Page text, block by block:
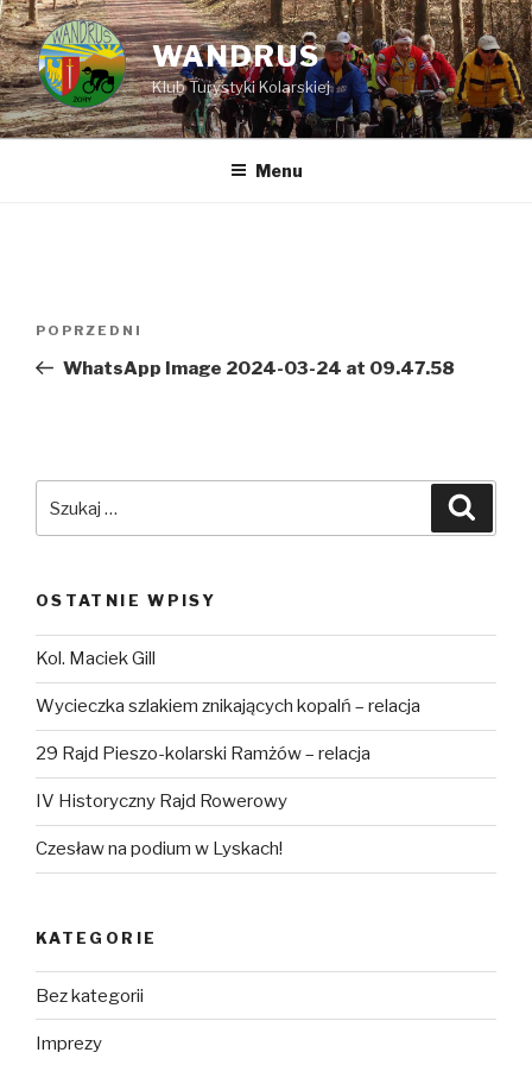
Przejdź
do
treści
WANDRUS
Klub Turystyki Kolarskiej
Menu
Poprzedni
wpis
POPRZEDNI
WhatsApp Image 2024-03-24 at 09.47.58
OSTATNIE WPISY
Kol. Maciek Gill
Wycieczka szlakiem znikających kopalń – relacja
29 Rajd Pieszo-kolarski Ramżów – relacja
IV Historyczny Rajd Rowerowy
Czesław na podium w Lyskach!
KATEGORIE
Bez kategorii
Imprezy